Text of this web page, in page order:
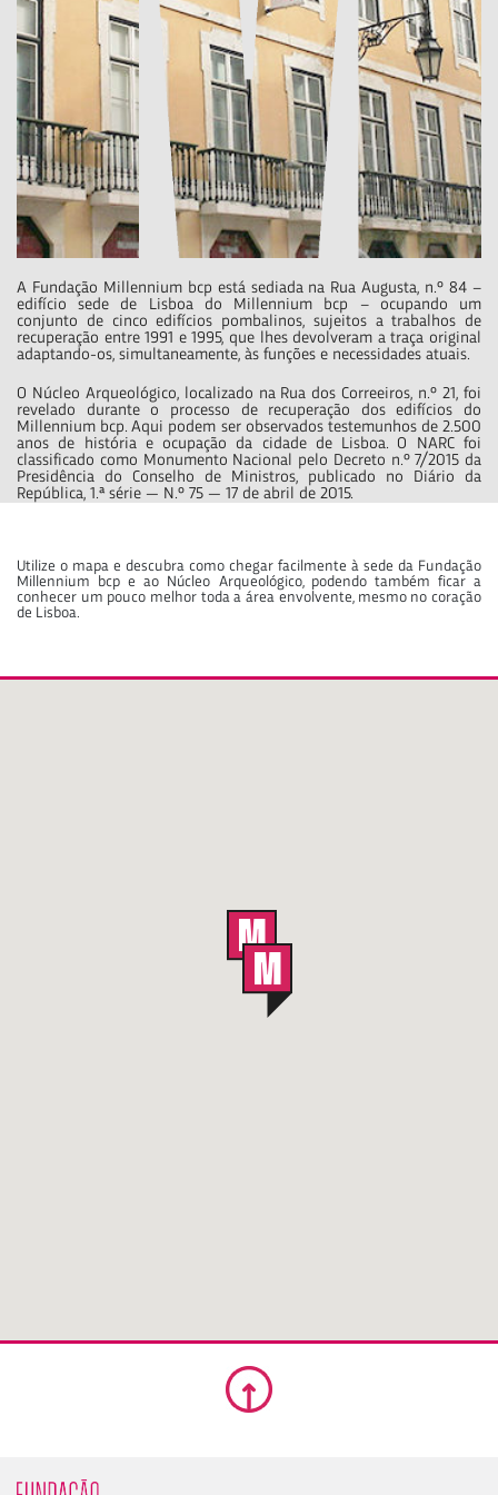
A Fundação Millennium bcp está sediada na Rua Augusta, n.º 84 –
edifício sede de Lisboa do Millennium bcp – ocupando um
conjunto de cinco edifícios pombalinos, sujeitos a trabalhos de
recuperação entre 1991 e 1995, que lhes devolveram a traça original
adaptando-os, simultaneamente, às funções e necessidades atuais.
O Núcleo Arqueológico, localizado na Rua dos Correeiros, n.º 21, foi
revelado durante o processo de recuperação dos edifícios do
Millennium bcp. Aqui podem ser observados testemunhos de 2.500
anos de história e ocupação da cidade de Lisboa. O NARC foi
classificado como Monumento Nacional pelo Decreto n.º 7/2015 da
Presidência do Conselho de Ministros, publicado no Diário da
República, 1.ª série — N.º 75 — 17 de abril de 2015.
Utilize o mapa e descubra como chegar facilmente à sede da Fundação
Millennium bcp e ao Núcleo Arqueológico, podendo também ficar a
conhecer um pouco melhor toda a área envolvente, mesmo no coração
de Lisboa.